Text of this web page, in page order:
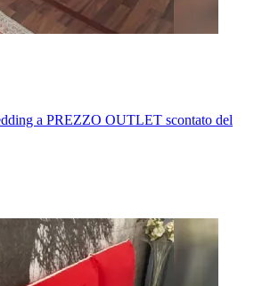
a PREZZO OUTLET scontato del